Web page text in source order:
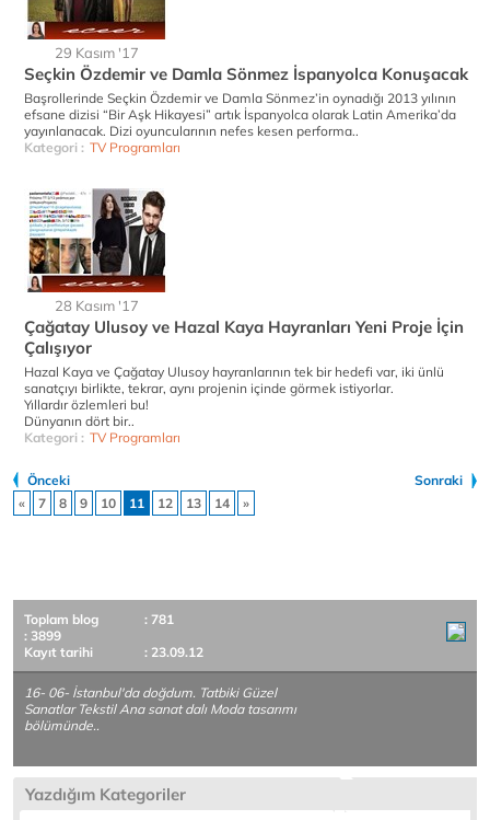
29 Kasım '17
Seçkin Özdemir ve Damla Sönmez İspanyolca Konuşacak
Başrollerinde Seçkin Özdemir ve Damla Sönmez’in oynadığı 2013 yılının
efsane dizisi “Bir Aşk Hikayesi” artık İspanyolca olarak Latin Amerika’da
yayınlanacak. Dizi oyuncularının nefes kesen performa..
Kategori : TV Programları
28 Kasım '17
Çağatay Ulusoy ve Hazal Kaya Hayranları Yeni Proje İçin
Çalışıyor
Hazal Kaya ve Çağatay Ulusoy hayranlarının tek bir hedefi var, iki ünlü
sanatçıyı birlikte, tekrar, aynı projenin içinde görmek istiyorlar.
Yıllardır özlemleri bu!
Dünyanın dört bir..
Kategori : TV Programları
Önceki
Sonraki
«
7 8 9 10 11 12 13 14 »
Toplam blog
: 781
: 3899
Kayıt tarihi
: 23.09.12
16- 06- İstanbul'da doğdum. Tatbiki Güzel
Sanatlar Tekstil Ana sanat dalı Moda tasarımı
bölümünde..
Yazdığım Kategoriler